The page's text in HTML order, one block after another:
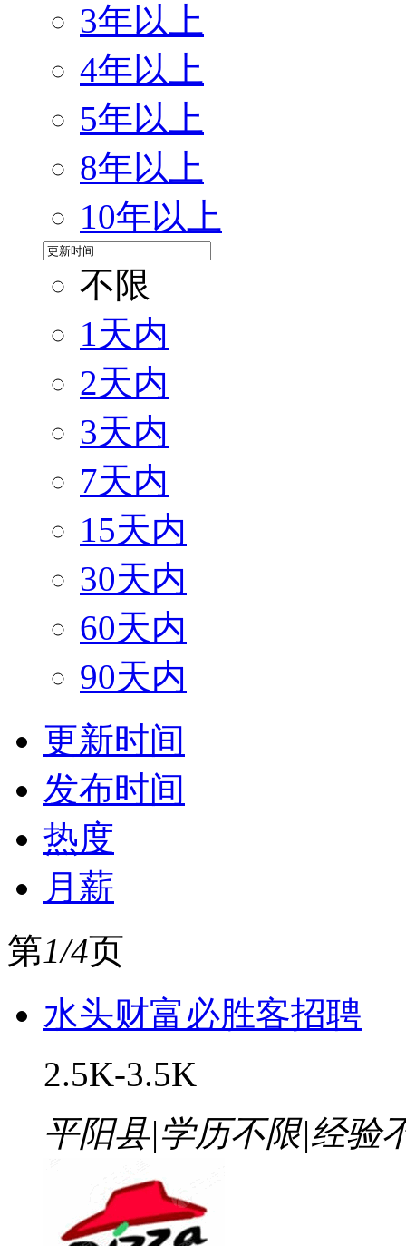
3年以上
4年以上
5年以上
8年以上
10年以上
不限
1天内
2天内
3天内
7天内
15天内
30天内
60天内
90天内
更新时间
发布时间
热度
月薪
第1/4页
水头财富必胜客招聘
2.5K-3.5K
平阳县|学历不限|经验